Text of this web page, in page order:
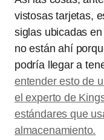
vistosas tarjetas,
siglas ubicadas
no están ahí
podría llegar a
entender esto de
el experto de
estándares que
almacenamiento.